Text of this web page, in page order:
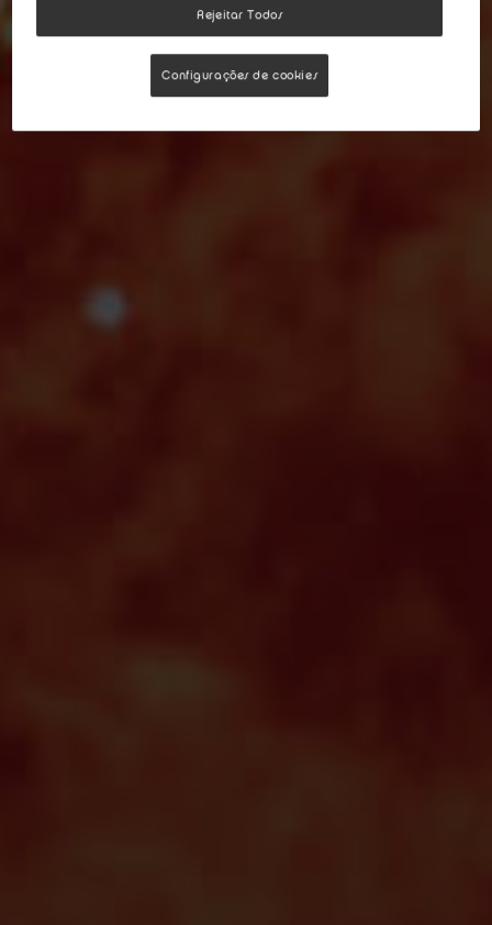
Rejeitar Todos
Configurações de cookies